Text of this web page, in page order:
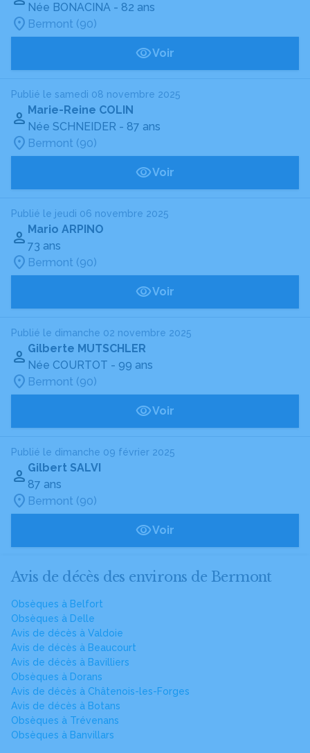
Née BONACINA - 82 ans
Bermont (90)
Voir
Publié le samedi 08 novembre 2025
Marie-Reine COLIN
Née SCHNEIDER - 87 ans
Bermont (90)
Voir
Publié le jeudi 06 novembre 2025
Mario ARPINO
73 ans
Bermont (90)
Voir
Publié le dimanche 02 novembre 2025
Gilberte MUTSCHLER
Née COURTOT - 99 ans
Bermont (90)
Voir
Publié le dimanche 09 février 2025
Gilbert SALVI
87 ans
Bermont (90)
Voir
Avis de décès des environs de Bermont
Obsèques à Belfort
Obsèques à Delle
Avis de décès à Valdoie
Avis de décès à Beaucourt
Avis de décès à Bavilliers
Obsèques à Dorans
Avis de décès à Châtenois-les-Forges
Avis de décès à Botans
Obsèques à Trévenans
Obsèques à Banvillars